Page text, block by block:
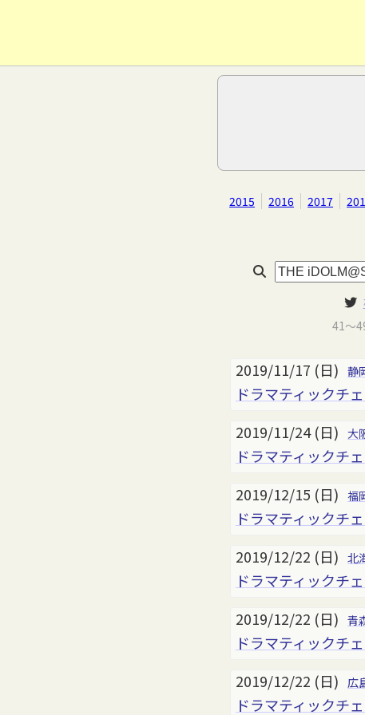
2015 2016 2017
41～
2019/11/17 (日) 静
ドラマティックチ
2019/11/24 (日) 大
ドラマティックチ
2019/12/15 (日) 福
ドラマティックチ
2019/12/22 (日) 北
ドラマティックチ
2019/12/22 (日) 青
ドラマティックチ
2019/12/22 (日) 広
ドラマティックチ